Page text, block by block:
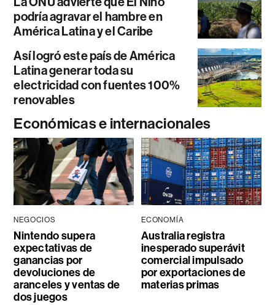
podría agravar el hambre en
América Latina y el Caribe
Así logró este país de América
Latina generar toda su
electricidad con fuentes 100%
renovables
Económicas e internacionales
NEGOCIOS
Nintendo supera
expectativas de
ganancias por
devoluciones de
aranceles y ventas de
dos juegos
ECONOMÍA
Australia registra
inesperado superávit
comercial impulsado
por exportaciones de
materias primas